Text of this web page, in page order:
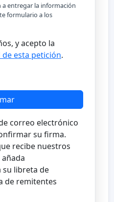
a entregar la información
formulario a los
y acepto la
esta petición.
correo electrónico
su firma.
recibe nuestros
su libreta de
de remitentes